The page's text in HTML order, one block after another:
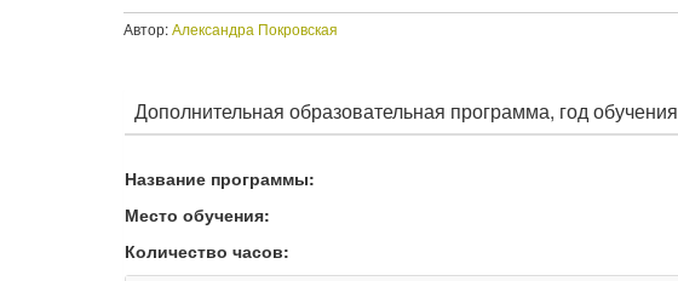
Автор:Александра Покровская
Дополнительная образовательная программа, год обучения
Название программы:
Место обучения:
Количество часов: